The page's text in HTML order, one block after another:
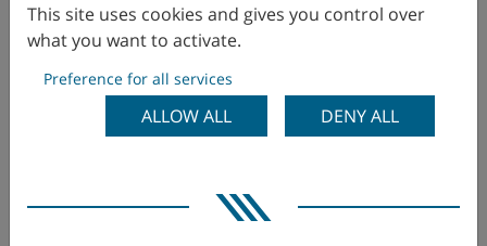
Chili
Chine
Vertreter
This site uses cookies and gives you control over
what you want to activate.
Preference for all services
ALLOW ALL DENY ALL